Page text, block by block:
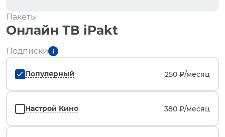
Пакеты
Онлайн ТВ iPakt
Подписки
Популярный 250 ₽/месяц
Настрой Кино 380 ₽/месяц